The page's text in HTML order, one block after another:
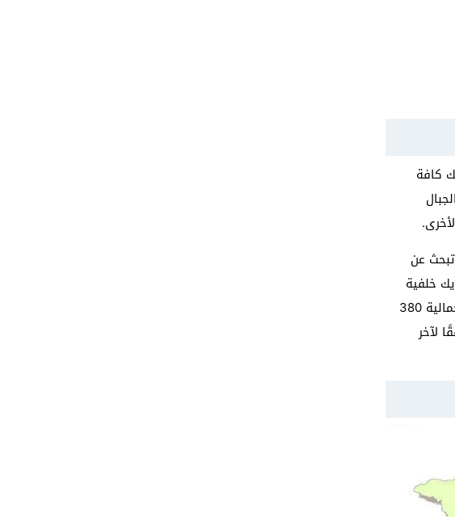
كافة
عن
خلفية
أيضًا عن ما تتميز به منطقة عن الأخرى، وتنقسم المدينة إلى خمسة عشر بلدية، وحوالي 167 حي، بمساحة إجمالية 380
10 مليون نسمة، وفقًا لآخر